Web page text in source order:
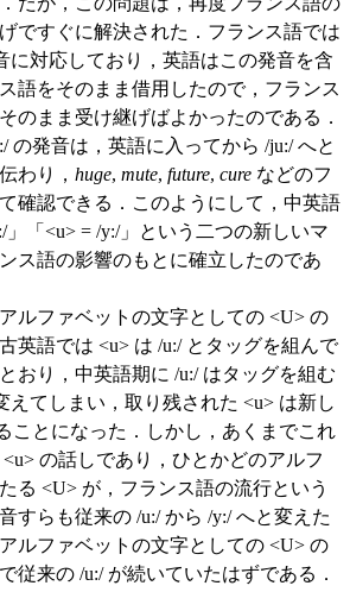
ですぐに解決された．フランス語では
に対応しており，英語はこの発音を含
語をそのまま借用したので，フランス
のまま受け継げばよかったのである．
の発音は，英語に入ってから /ju:/ へと
わり， huge, mute, future, cure などのフ
確認できる．このようにして，中英語
」「<u> = /y:/」という二つの新しいマ
ス語の影響のもとに確立したのであ
ルファベットの文字としての <U> の
英語では <u> は /u:/ とタッグを組んで
おり，中英語期に /u:/ はタッグを組む
えてしまい，取り残された <u> は新し
ことになった．しかし，あくまでこれ
の話しであり，ひとかどのアルフ
る <U> が，フランス語の流行という
すらも従来の /u:/ から /y:/ へと変えた
ルファベットの文字としての <U> の
従来の /u:/ が続いていたはずである．